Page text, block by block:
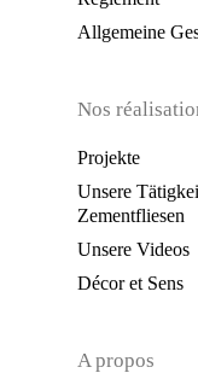
Allgemeine
Nos
Projekte
Unsere
Zementfliesen
Unsere Videos
Décor et Sens
A propos